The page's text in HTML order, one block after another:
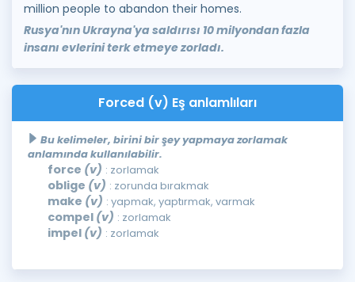
million people to abandon their homes.
Rusya'nın Ukrayna'ya saldırısı 10 milyondan fazla
insanı evlerini terk etmeye zorladı.
Forced (v) Eş anlamlıları
Bu kelimeler, birini bir şey yapmaya zorlamak
anlamında kullanılabilir.
force (v) : zorlamak
oblige (v) : zorunda bırakmak
make (v) : yapmak, yaptırmak, varmak
compel (v) : zorlamak
impel (v) : zorlamak